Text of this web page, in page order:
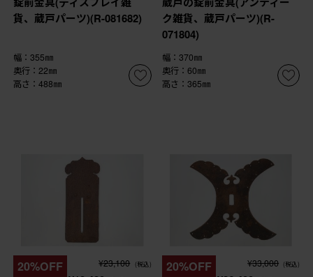
貨、蔵戸パーツ)(R-081682)
幅：355㎜
奥行：22㎜
高さ：488㎜
ク雑貨、蔵戸パーツ)(R-
071804)
幅：370㎜
奥行：60㎜
高さ：365㎜
20%OFF ¥23,100 (税込) 20%OFF ¥33,000 (税込)